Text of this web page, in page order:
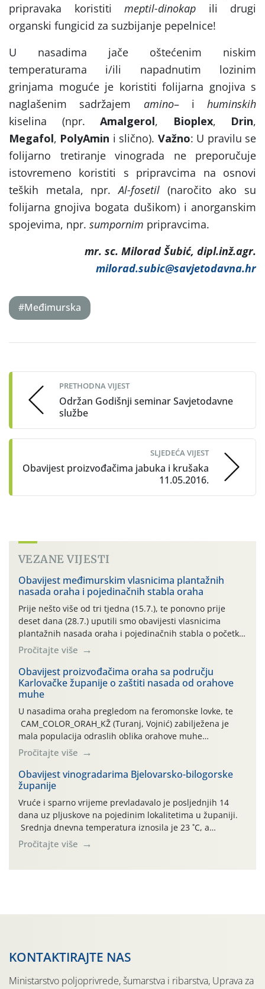
pripravaka koristiti meptil-dinokap ili drugi
organski fungicid za suzbijanje pepelnice!
U nasadima jače oštećenim niskim
temperaturama i/ili napadnutim lozinim
grinjama moguće je koristiti folijarna gnojiva s
naglašenim sadržajem amino– i huminskih
kiselina (npr. Amalgerol, Bioplex, Drin,
Megafol, PolyAmin i slično). Važno: U pravilu se
folijarno tretiranje vinograda ne preporučuje
istovremeno koristiti s pripravcima na osnovi
teških metala, npr.Al-fosetil (naročito ako su
folijarna gnojiva bogata dušikom) i anorganskim
spojevima, npr. sumpornim pripravcima.
mr. sc. Milorad Šubić, dipl.inž.agr.
milorad.subic@savjetodavna.hr
#Međimurska
navigation
PRETHODNA VIJEST
Održan Godišnji seminar Savjetodavne
službe
SLJEDEĆA VIJEST
Obavijest proizvođačima jabuka i krušaka
11.05.2016.
VEZANE VIJESTI
Obavijest međimurskim vlasnicima plantažnih
nasada oraha i pojedinačnih stabla oraha
Prije nešto više od tri tjedna (15.7.), te ponovno prije
deset dana (28.7.) uputili smo obavijesti vlasnicima
plantažnih nasada oraha i pojedinačnih stabla o početku
leta i ovogodišnjoj potrebi usmjerenog suzbijanja
orahove muhe (Rhagoletis completa)! Već dvanaest dana
traje drugi ovogodišnji “toplinski udar”, koji naročito
izražen zadnja šest dana (31.7.-05.8.), jer najviše
temperature zraka svakodnevno […]
Pročitajte više
Obavijest proizvođačima oraha sa području
Karlovačke županije o zaštiti nasada od orahove
muhe
U nasadima oraha pregledom na feromonske lovke, te
CAM_COLOR_ORAH_KŽ (Turanj, Vojnić) zabilježena je
mala populacija odraslih oblika orahove muhe
(Rhagoletis completa). Niska brojnost može se objasniti
činjenicom da je riječ o mladim nasadima s vrlo malim
urodom, što je povezano i s manjim brojem prezimjelih
jedinki. U starijim nasadima, na žutim ljepljivim Rebell
pločama s […]
Pročitajte više
Obavijest vinogradarima Bjelovarsko-bilogorske
županije
Vruće i sparno vrijeme prevladavalo je posljednjih 14
dana uz pljuskove na pojedinim lokalitetima u županiji.
Srednja dnevna temperatura iznosila je 23 ˚C, a
maksimalne su posljednjih dana dosezale do 35 ˚C.
Simptome plamenjače vinove loze (Plasmoparas
Pročitajte više
KONTAKTIRAJTE NAS
Ministarstvo poljoprivrede, šumarstva i ribarstva, Uprava za